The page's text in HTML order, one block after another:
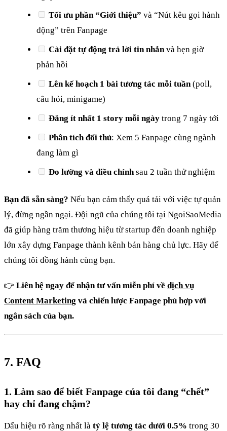
Tối ưu phần “Giới thiệu” và “Nút kêu gọi hành
động” trên Fanpage
Cài đặt tự động trả lời tin nhắnvà hẹn giờ
phản hồi
Lên kế hoạch 1 bài tương tác mỗi tuần(poll,
câu hỏi, minigame)
Đăng ít nhất 1 story mỗi ngày trong 7 ngày tới
Phân tích đối thủ: Xem 5 Fanpage cùng ngành
đang làm gì
Đo lường và điều chỉnhsau 2 tuần thử nghiệm
Bạn đã sẵn sàng? Nếu bạn cảm thấy quá tải với việc tự quản
lý, đừng ngần ngại. Đội ngũ của chúng tôi tại NgoiSaoMedia
đã giúp hàng trăm thương hiệu từ startup đến doanh nghiệp
lớn xây dựng Fanpage thành kênh bán hàng chủ lực. Hãy để
chúng tôi đồng hành cùng bạn.
👉 Liên hệ ngay để nhận tư vấn miễn phí về dịch vụ
Content Marketing và chiến lược Fanpage phù hợp với
ngân sách của bạn.
7. FAQ
1. Làm sao để biết Fanpage của tôi đang “chết”
hay chỉ đang chậm?
Dấu hiệu rõ ràng nhất là tỷ lệ tương tác dưới 0.5% trong 30